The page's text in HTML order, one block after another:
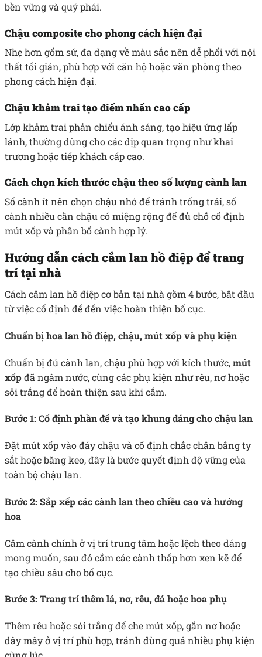
bền vững và quý phái.
Chậu composite cho phong cách hiện đại
Nhẹ hơn gốm sứ, đa dạng về màu sắc nên dễ phối với nội
thất tối giản, phù hợp với căn hộ hoặc văn phòng theo
phong cách hiện đại.
Chậu khảm trai tạo điểm nhấn cao cấp
Lớp khảm trai phản chiếu ánh sáng, tạo hiệu ứng lấp
lánh, thường dùng cho các dịp quan trọng như khai
trương hoặc tiếp khách cấp cao.
Cách chọn kích thước chậu theo số lượng cành lan
Số cành ít nên chọn chậu nhỏ để tránh trống trải, số
cành nhiều cần chậu có miệng rộng để đủ chỗ cố định
mút xốp và phân bổ cành hợp lý.
Hướng dẫn cách cắm lan hồ điệp để trang
trí tại nhà
Cách cắm lan hồ điệp cơ bản tại nhà gồm 4 bước, bắt đầu
từ việc cố định đế đến việc hoàn thiện bố cục.
Chuẩn bị hoa lan hồ điệp, chậu, mút xốp và phụ kiện
Chuẩn bị đủ cành lan, chậu phù hợp với kích thước,mút
xốpđã ngâm nước, cùng các phụ kiện như rêu, nơ hoặc
sỏi trắng để hoàn thiện sau khi cắm.
Bước 1: Cố định phần đế và tạo khung dáng cho chậu lan
Đặt mút xốp vào đáy chậu và cố định chắc chắn bằng ty
sắt hoặc băng keo, đây là bước quyết định độ vững của
toàn bộ chậu lan.
Bước 2: Sắp xếp các cành lan theo chiều cao và hướng
hoa
Cắm cành chính ở vị trí trung tâm hoặc lệch theo dáng
mong muốn, sau đó cắm các cành thấp hơn xen kẽ để
tạo chiều sâu cho bố cục.
Bước 3: Trang trí thêm lá, nơ, rêu, đá hoặc hoa phụ
Thêm rêu hoặc sỏi trắng để che mút xốp, gắn nơ hoặc
dây mây ở vị trí phù hợp, tránh dùng quá nhiều phụ kiện